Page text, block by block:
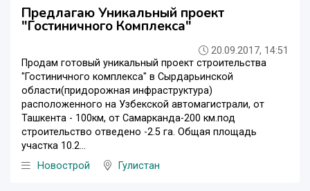
Предлагаю Уникальный проект
"Гостиничного Комплекса"
20.09.2017, 14:51
Продам готовый уникальный проект строительства
"Гостиничного комплекса" в Сырдарьинской
области(придорожная инфраструктура)
расположенного на Узбекской автомагистрали, от
Ташкента - 100км, от Самарканда-200 км.под
строительство отведено -2.5 га. Общая площадь
участка 10.2...
Новострой
Гулистан